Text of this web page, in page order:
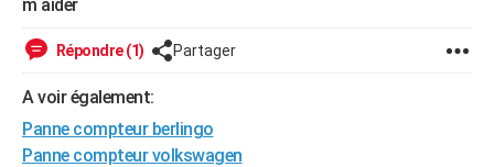
Art de vivre
Bien-être
Loisirs
Mode
Modes de vie
Alimentation
Guide de la santé
Maladies
Médicaments
Sommeil
Destinations
City break
Voyage nature
Voyage de noces
Forum
Climat
+PHOTO
m aider
Répondre (1) Partager
A voir également:
Panne compteur berlingo
Panne compteur volkswagen